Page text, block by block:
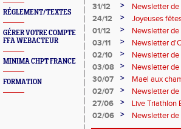
RÉGLEMENT/TEXTES
GÉRER VOTRE COMPTE
FFA WEBACTEUR
MINIMA CHPT FRANCE
FORMATION
31/12
>
Newsletter
24/12
>
Joyeuses
01/12
>
Newsletter
03/11
>
Newsletter
02/10
>
Newsletter
03/08
>
Newsletter
30/07
>
Maël aux
02/07
>
Newsletter
27/06
>
Live Triathlon
02/06
> Newsletter